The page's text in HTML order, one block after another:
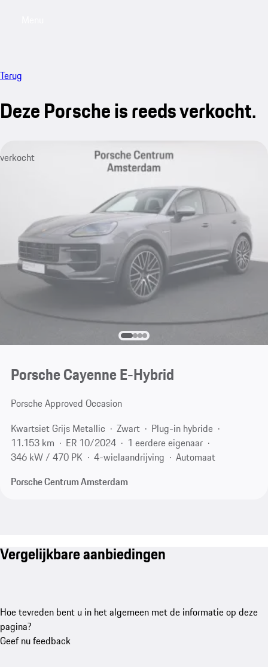
Terug
Deze Porsche is reeds verkocht.
verkocht
Porsche Cayenne E-Hybrid
Porsche Approved Occasion
Kwartsiet Grijs Metallic
Zwart
Plug-in hybride
11.153 km
ER 10/2024
1 eerdere eigenaar
346 kW / 470 PK
4-wielaandrijving
Automaat
Porsche Centrum Amsterdam
Vergelijkbare aanbiedingen
Hoe tevreden bent u in het algemeen met de informatie op deze
pagina?
Geef nu feedback